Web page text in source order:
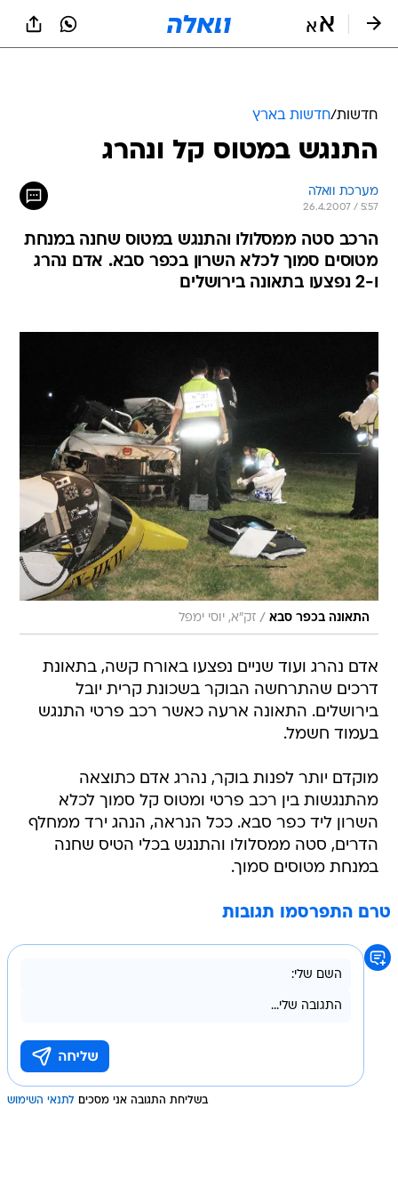
חדשות/חדשות בארץ
התנגש במטוס קל ונהרג
מערכת וואלה
26.4.2007 / 5:57
הרכב סטה ממסלולו והתנגש במטוס שחנה במנחת
מטוסים סמוך לכלא השרון בכפר סבא. אדם נהרג
ו-2 נפצעו בתאונה בירושלים
התאונה בכפר סבא / זק"א, יוסי ימפל
אדם נהרג ועוד שניים נפצעו באורח קשה, בתאונת
דרכים שהתרחשה הבוקר בשכונת קרית יובל
בירושלים. התאונה ארעה כאשר רכב פרטי התנגש
בעמוד חשמל.
מוקדם יותר לפנות בוקר, נהרג אדם כתוצאה
מהתנגשות בין רכב פרטי ומטוס קל סמוך לכלא
השרון ליד כפר סבא. ככל הנראה, הנהג ירד ממחלף
הדרים, סטה ממסלולו והתנגש בכלי הטיס שחנה
במנחת מטוסים סמוך.
טרם התפרסמו תגובות
בשליחת התגובה אני מסכים לתנאי השימוש